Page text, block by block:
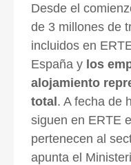
Desde el
de 3 millones de
incluidos en
España y los
alojamiento
total. A fecha de
siguen en ERTE
pertenecen al
apunta el